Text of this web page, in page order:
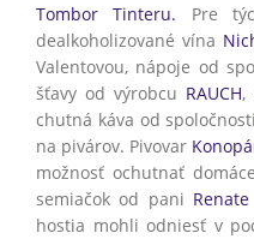
Tombor Tinteru. Pre
dealkoholizované vína
Valentovou, nápoje od
šťavy od výrobcu RAUCH,
chutná káva od spoločnosti
na pivárov. Pivovar
možnosť ochutnať
semiačok od pani
hostia mohli odniesť v